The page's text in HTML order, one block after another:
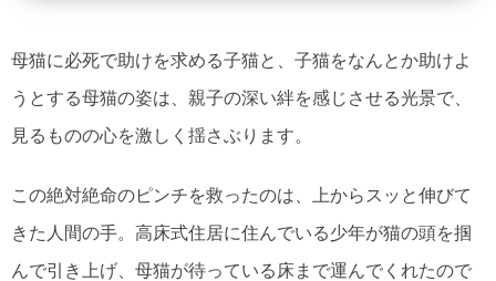
母猫に必死で助けを求める子猫と、子猫をなんとか助けよ
うとする母猫の姿は、親子の深い絆を感じさせる光景で、
見るものの心を激しく揺さぶります。
この絶対絶命のピンチを救ったのは、上からスッと伸びて
きた人間の手。高床式住居に住んでいる少年が猫の頭を掴
んで引き上げ、母猫が待っている床まで運んでくれたので